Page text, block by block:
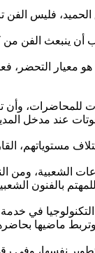
التحضر،
للمحاضرات، وأن
الشعبية،
في